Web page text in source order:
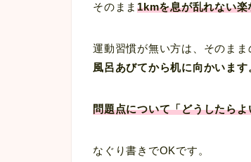
そのまま1kmを息が乱れない
運動習慣が無い方は、そのま
風呂あびてから机に向かいます
問題点について「どうしたら
なぐり書きでOKです。